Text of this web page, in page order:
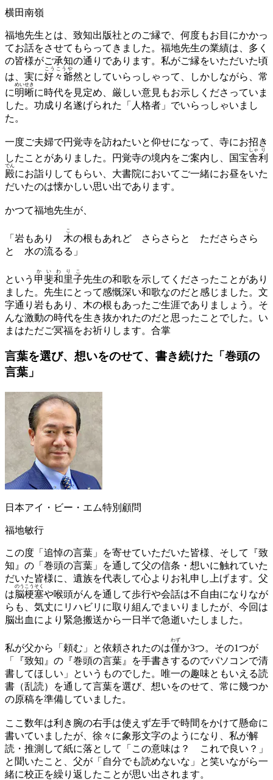
横田南嶺
福地先生とは、致知出版社とのご縁で、何度もお目にかかっ
てお話をさせてもらってきました。福地先生の業績は、多く
の皆様がご承知の通りであります。私がご縁をいただいた頃
は、実に好々爺
こうこうや
然としていらっしゃって、しかしながら、常
に明晰
めいせき
に時代を見定め、厳しい意見もお示しくださっていま
した。功成り名遂げられた「人格者」でいらっしゃいまし
た。
一度ご夫婦で円覚寺を訪ねたいと仰せになって、寺にお招き
したことがありました。円覚寺の境内をご案内し、国宝舎
しゃ
利
り
殿
でん
にお詣りしてもらい、大書院においてご一緒にお昼をいた
だいたのは懐かしい思い出であります。
かつて福地先生が、
「岩もあり 木
こ
の根もあれど さらさらと たださらさら
と 水の流るる」
という 甲
か
斐
い
和
わ
里
り
子
こ
先生の和歌を示してくださったことがあり
ました。先生にとって感慨深い和歌なのだと感じました。文
字通り岩もあり、木の根もあったご生涯でありましょう。そ
んな激動の時代を生き抜かれたのだと思ったことでした。い
まはただご冥福をお祈りします。合掌
言葉を選び、想いをのせて、書き続けた 「巻頭の
言葉」
日本アイ・ビー・エム特別顧問
福地敏行
この度「追悼の言葉」を寄せていただいた皆様、そして『致
知』の「巻頭の言葉」を通して父の信条・想いに触れていた
だいた皆様に、遺族を代表して心よりお礼申し上げます。父
は 脳
のう
梗
こう
塞
そく
や喉頭がんを通して歩行や会話は不自由になりなが
らも、気丈にリハビリに取り組んでまいりましたが、今回は
脳出血により緊急搬送から一日半で急逝いたしました。
私が父から「頼む」と依頼されたのは僅
わず
か3つ。その1つが
「『致知』の『巻頭の言葉』を手書きするのでパソコンで清
書してほしい」というものでした。唯一の趣味ともいえる読
書（乱読）を通して言葉を選び、想いをのせて、常に幾つか
の原稿を準備していました。
ここ数年は利き腕の右手は使えず左手で時間をかけて懸命に
書いていましたが、徐々に象形文字のようになり、私が解
読・推測して紙に落として「この意味は？ これで良い？」
と聞いたこと、父が「自分でも読めないな」と笑いながら一
緒に校正を繰り返したことが思い出されます。